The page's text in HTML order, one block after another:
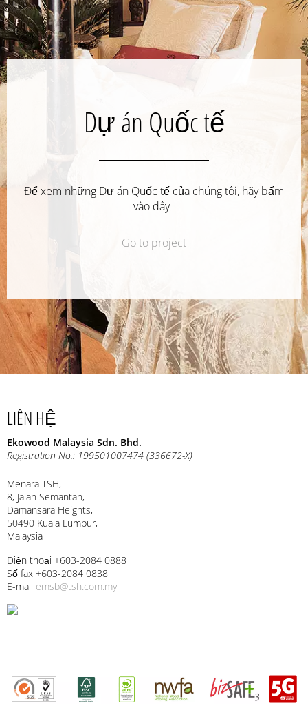
Dự án Quốc tế
Để xem những Dự án Quốc tế của chúng tôi, hãy bấm
vào đây
Go to project
LIÊN HỆ
Ekowood Malaysia Sdn. Bhd.
Registration No.: 199501007474 (336672-X)
Menara TSH,
8, Jalan Semantan,
Damansara Heights,
50490 Kuala Lumpur,
Malaysia
Điện thoại +603-2084 0888
Số fax +603-2084 0838
E-mail emsb@tsh.com.my